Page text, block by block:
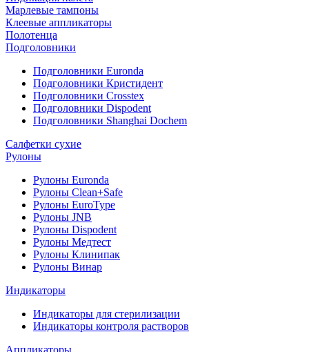
Марлевые тампоны
Клеевые аппликаторы
Полотенца
Подголовники
Подголовники Euronda
Подголовники Кристидент
Подголовники Crosstex
Подголовники Dispodent
Подголовники Shanghai Dochem
Салфетки сухие
Рулоны
Рулоны Euronda
Рулоны Clean+Safe
Рулоны EuroType
Рулоны JNB
Рулоны Dispodent
Рулоны Медтест
Рулоны Клинипак
Рулоны Винар
Индикаторы
Индикаторы для стерилизации
Индикаторы контроля растворов
Аппликаторы